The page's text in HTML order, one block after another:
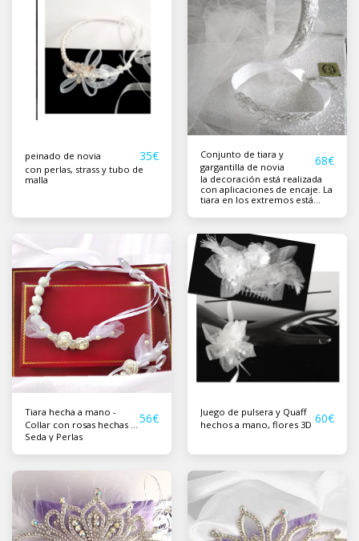
peinado de novia 35€
con perlas, strass y tubo de
malla
Conjunto de tiara y
gargantilla de novia
68€
la decoración está realizada
con aplicaciones de encaje. La
tiara en los extremos está
105cm.
Tiara hecha a mano -
Collar con rosas hechas a
mano
56€
Seda y Perlas
Juego de pulsera y Quaff
hechos a mano, flores 3D 60€